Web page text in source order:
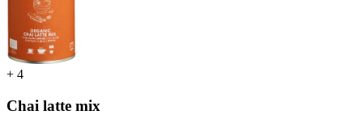
+ 4
Chai latte mix